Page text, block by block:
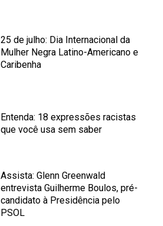
25 de julho: Dia Internacional da
Mulher Negra Latino-Americano e
Caribenha
Entenda: 18 expressões racistas
que você usa sem saber
Assista: Glenn Greenwald
entrevista Guilherme Boulos, pré-
candidato à Presidência pelo
PSOL